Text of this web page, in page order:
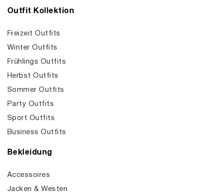
Outfit Kollektion
Freizeit Outfits
Winter Outfits
Frühlings Outfits
Herbst Outfits
Sommer Outfits
Party Outfits
Sport Outfits
Business Outfits
Bekleidung
Accessoires
Jacken & Westen